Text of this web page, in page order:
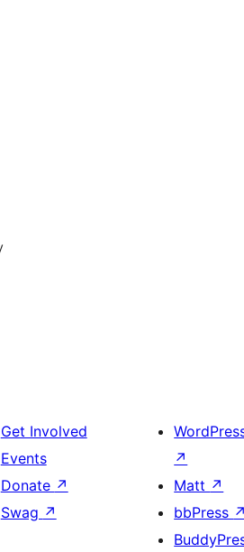
Get Involved
Events
Donate ↗
Swag ↗
↗
Matt ↗
bbPress ↗